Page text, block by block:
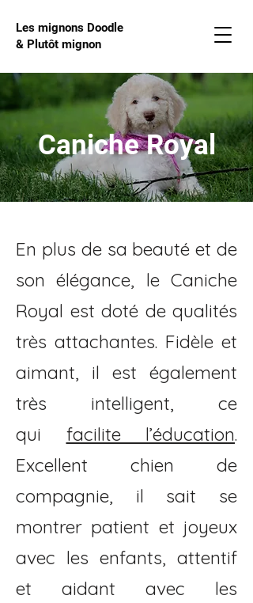
Les mignons Doodle
& Plutôt mignon
Caniche Royal
En plus de sa beauté et de
son élégance, le Caniche
Royal est doté de qualités
très attachantes. Fidèle et
aimant, il est également
très intelligent, ce
qui facilite l’éducation.
Excellent chien de
compagnie, il sait se
montrer patient et joyeux
avec les enfants, attentif
et aidant avec les